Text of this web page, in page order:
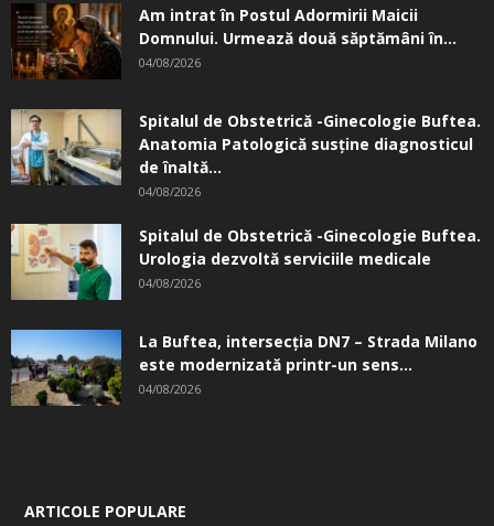
Am intrat în Postul Adormirii Maicii
Domnului. Urmează două săptămâni în...
04/08/2026
Spitalul de Obstetrică -Ginecologie Buftea.
Anatomia Patologică susţine diagnosticul
de înaltă...
04/08/2026
Spitalul de Obstetrică -Ginecologie Buftea.
Urologia dezvoltă serviciile medicale
04/08/2026
La Buftea, intersecţia DN7 – Strada Milano
este modernizată printr-un sens...
04/08/2026
ARTICOLE POPULARE